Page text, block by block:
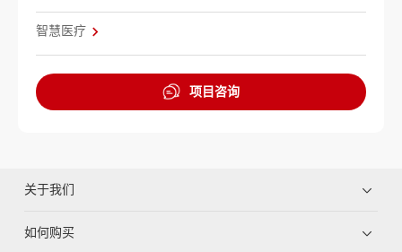
智慧医疗
项目咨询
关于我们
如何购买